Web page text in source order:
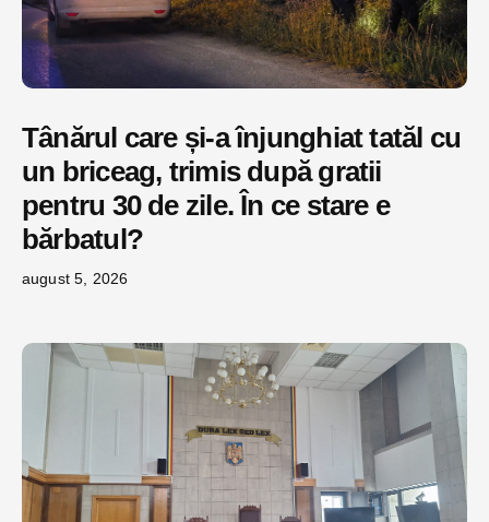
Tânărul care și-a înjunghiat tatăl cu
un briceag, trimis după gratii
pentru 30 de zile. În ce stare e
bărbatul?
august 5, 2026